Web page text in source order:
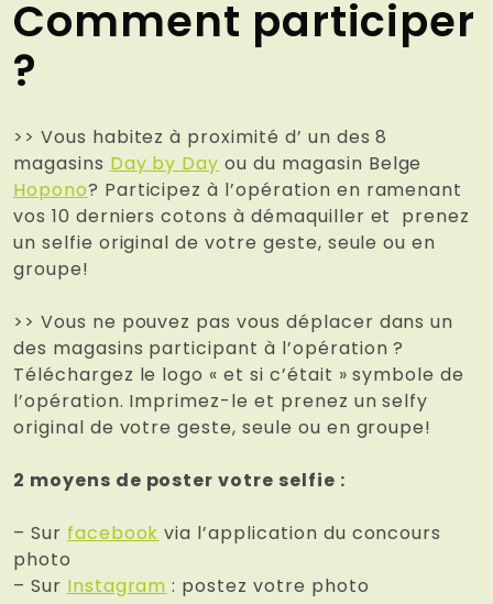
Comment participer
?
>> Vous habitez à proximité d’ un des 8
magasins Day by Day ou du magasin Belge
Hopono? Participez à l’opération en ramenant
vos 10 derniers cotons à démaquiller et prenez
un selfie original de votre geste, seule ou en
groupe!
>> Vous ne pouvez pas vous déplacer dans un
des magasins participant à l’opération ?
Téléchargez le logo « et si c’était » symbole de
l’opération. Imprimez-le et prenez un selfy
original de votre geste, seule ou en groupe!
2 moyens de poster votre selfie :
– Sur facebook via l’application du concours
photo
– Sur Instagram : postez votre photo